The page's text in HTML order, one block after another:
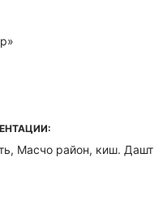
Масчо район, киш. Дашт